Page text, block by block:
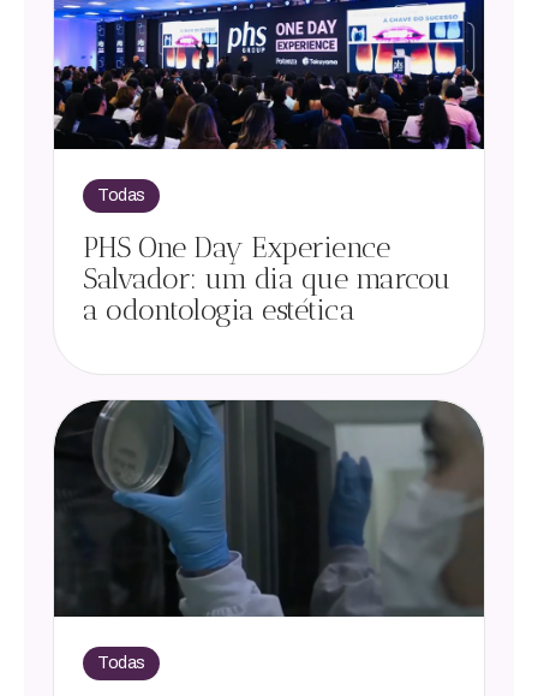
Todas
PHS One Day Experience
Salvador: um dia que marcou
a odontologia estética
Todas